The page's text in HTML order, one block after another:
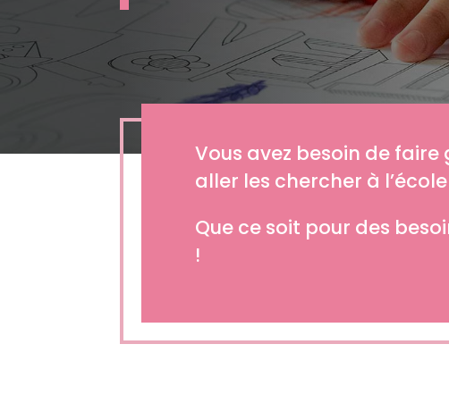
Vous avez besoin de
aller les chercher à
Que ce soit pour des
!